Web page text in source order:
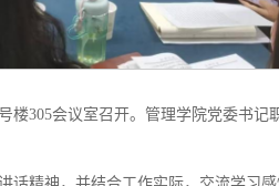
305会议室召开。管理学院党委书